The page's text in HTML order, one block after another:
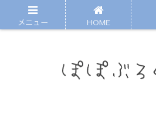
メニュー HOME